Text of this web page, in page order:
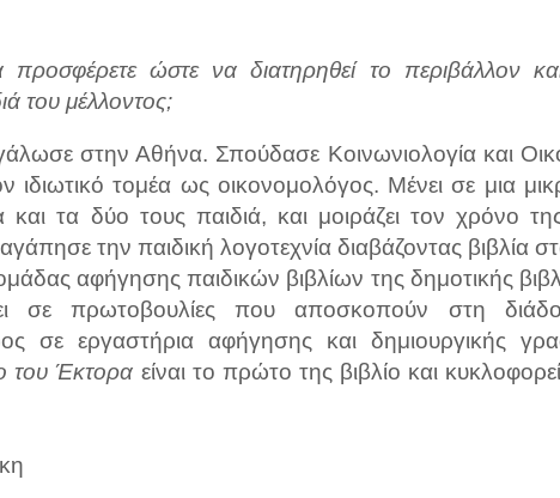
ώστε να διατηρηθεί το περιβάλλον
του μέλλοντος;
στην Αθήνα. Σπούδασε Κοινωνιολογία και
ιδιωτικό τομέα ως οικονομολόγος. Μένει σε μια
τα δύο τους παιδιά, και μοιράζει τον χρόνο
την παιδική λογοτεχνία διαβάζοντας βιβλία
αφήγησης παιδικών βιβλίων της δημοτικής
σε πρωτοβουλίες που αποσκοπούν στη
σε εργαστήρια αφήγησης και δημιουργικής
του Έκτορα είναι το πρώτο της βιβλίο και